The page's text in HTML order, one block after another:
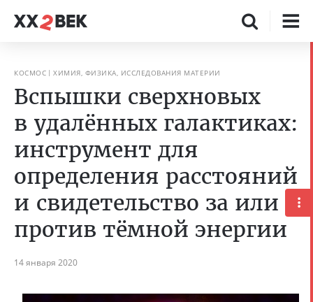
КОСМОС ХИМИЯ, ФИЗИКА, ИССЛЕДОВАНИЯ МАТЕРИИ
Вспышки сверхновых
в удалённых галактиках:
инструмент для
определения расстояний
и свидетельство за или
против тёмной энергии
14 января 2020